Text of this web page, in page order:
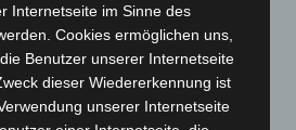
3.252
Internetseite im Sinne des
Cookies ermöglichen uns,
Benutzer unserer Internetseite
dieser Wiedererkennung ist
unserer Internetseite